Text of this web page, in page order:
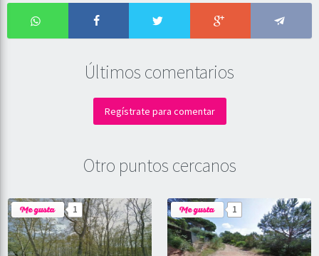
Últimos comentarios
Regístrate para comentar
Otro puntos cercanos
1 1